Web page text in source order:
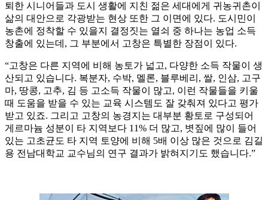
퇴한 시니어들과 도시 생활에 지친 젊은 세대에게 귀농귀촌이
삶의 대안으로 각광받는 현상 또한 그 이면에 있다. 도시민이
농촌에 정착할 수 있을지 결정짓는 열쇠 중 하나는 농업 소득
창출에 있는데, 그 부분에서 고창은 특별한 장점이 있다.
“고창은 다른 지역에 비해 농토가 넓고, 다양한 소득 작물이 생
산되고 있습니다. 복분자, 수박, 멜론, 블루베리, 쌀, 인삼, 고구
마, 땅콩, 고추, 김 등 고소득 작물이 많고, 이런 작물들을 키울
때 도움을 받을 수 있는 교육 시스템도 잘 갖춰져 있다고 평가
받고 있죠. 그리고 고창의 농경지는 대부분 황토로 구성되어
게르마늄 성분이 타 지역보다 11% 더 많고, 볏짚에 많이 들어
있는 고초균도 타 지역 토양에 비해 5배 이상 많은 것으로 김길
용 전남대학교 교수님의 연구 결과가 밝혀지기도 했습니다.”